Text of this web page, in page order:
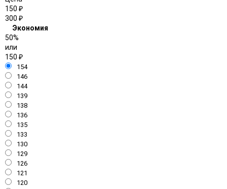
150 ₽
300 ₽
Экономия
50%
или
150 ₽
154
146
144
139
138
136
135
133
130
129
126
121
120